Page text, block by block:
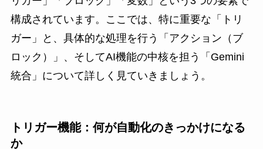
構成されています。ここでは、特に重要な「トリ
ガー」と、具体的な処理を行う「アクション（ブ
ロック）」、そしてAI機能の中核を担う「Gemini
統合」について詳しく見ていきましょう。
トリガー機能：何が自動化のきっかけになる
か